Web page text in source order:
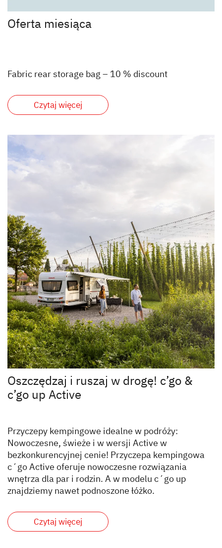
Oferta miesiąca
Fabric rear storage bag – 10 % discount
Czytaj więcej
Oszczędzaj i ruszaj w drogę! c’go &
c’go up Active
Przyczepy kempingowe idealne w podróży:
Nowoczesne, świeże i w wersji Active w
bezkonkurencyjnej cenie! Przyczepa kempingowa
c´go Active oferuje nowoczesne rozwiązania
wnętrza dla par i rodzin. A w modelu c´go up
znajdziemy nawet podnoszone łóżko.
Czytaj więcej